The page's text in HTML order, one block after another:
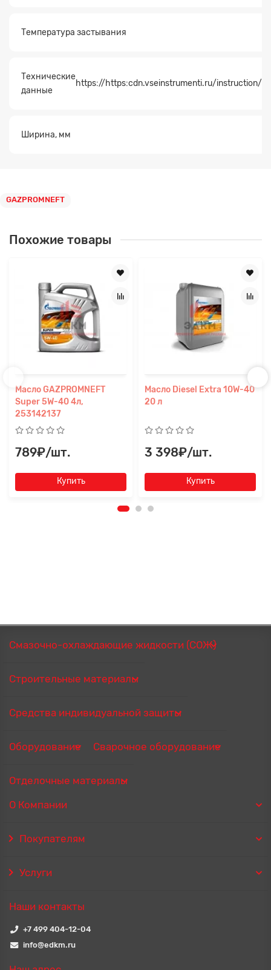
Температура застывания
Технические
данные
https://https:cdn.vseinstrumenti.ru/instruction/
Ширина, мм
GAZPROMNEFT
Похожие товары
Масло GAZPROMNEFT
Super 5W-40 4л,
253142137
789₽/шт.
Купить
Масло Diesel Extra 10W-40
20 л
3 398₽/шт.
Купить
Смазочно-охлаждающие жидкости (СОЖ)
Строительные материалы
Средства индивидуальной защиты
Оборудование Сварочное оборудование
Отделочные материалы
О Компании
Покупателям
Услуги
Наши контакты
+7 499 404-12-04
info@edkm.ru